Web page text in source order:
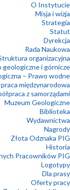
O Instytucie
Misja i wizja
Strategia
Statut
Dyrekcja
Rada Naukowa
organizacyjna
geologiczne i górnicze
– Prawo wodne
międzynarodowa
z samorządami
Muzeum Geologiczne
Biblioteka
Wydawnictwa
Nagrody
Złota Odznaka PIG
Historia
Pracowników PIG
Logotypy
Dla prasy
Oferty pracy